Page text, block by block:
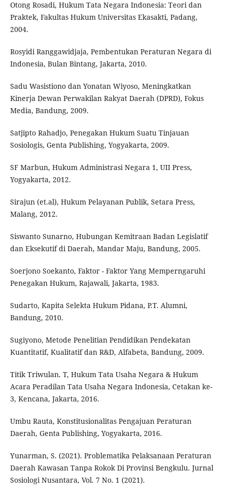
Otong Rosadi, Hukum Tata Negara Indonesia: Teori dan
Praktek, Fakultas Hukum Universitas Ekasakti, Padang,
2004.
Rosyidi Ranggawidjaja, Pembentukan Peraturan Negara di
Indonesia, Bulan Bintang, Jakarta, 2010.
Sadu Wasistiono dan Yonatan Wiyoso, Meningkatkan
Kinerja Dewan Perwakilan Rakyat Daerah (DPRD), Fokus
Media, Bandung, 2009.
Satjipto Rahadjo, Penegakan Hukum Suatu Tinjauan
Sosiologis, Genta Publishing, Yogyakarta, 2009.
SF Marbun, Hukum Administrasi Negara 1, UII Press,
Yogyakarta, 2012.
Sirajun (et.al), Hukum Pelayanan Publik, Setara Press,
Malang, 2012.
Siswanto Sunarno, Hubungan Kemitraan Badan Legislatif
dan Eksekutif di Daerah, Mandar Maju, Bandung, 2005.
Soerjono Soekanto, Faktor - Faktor Yang Memperngaruhi
Penegakan Hukum, Rajawali, Jakarta, 1983.
Sudarto, Kapita Selekta Hukum Pidana, P.T. Alumni,
Bandung, 2010.
Sugiyono, Metode Penelitian Pendidikan Pendekatan
Kuantitatif, Kualitatif dan R&D, Alfabeta, Bandung, 2009.
Titik Triwulan. T, Hukum Tata Usaha Negara & Hukum
Acara Peradilan Tata Usaha Negara Indonesia, Cetakan ke-
3, Kencana, Jakarta, 2016.
Umbu Rauta, Konstitusionalitas Pengajuan Peraturan
Daerah, Genta Publishing, Yogyakarta, 2016.
Yunarman, S. (2021). Problematika Pelaksanaan Peraturan
Daerah Kawasan Tanpa Rokok Di Provinsi Bengkulu. Jurnal
Sosiologi Nusantara, Vol. 7 No. 1 (2021).